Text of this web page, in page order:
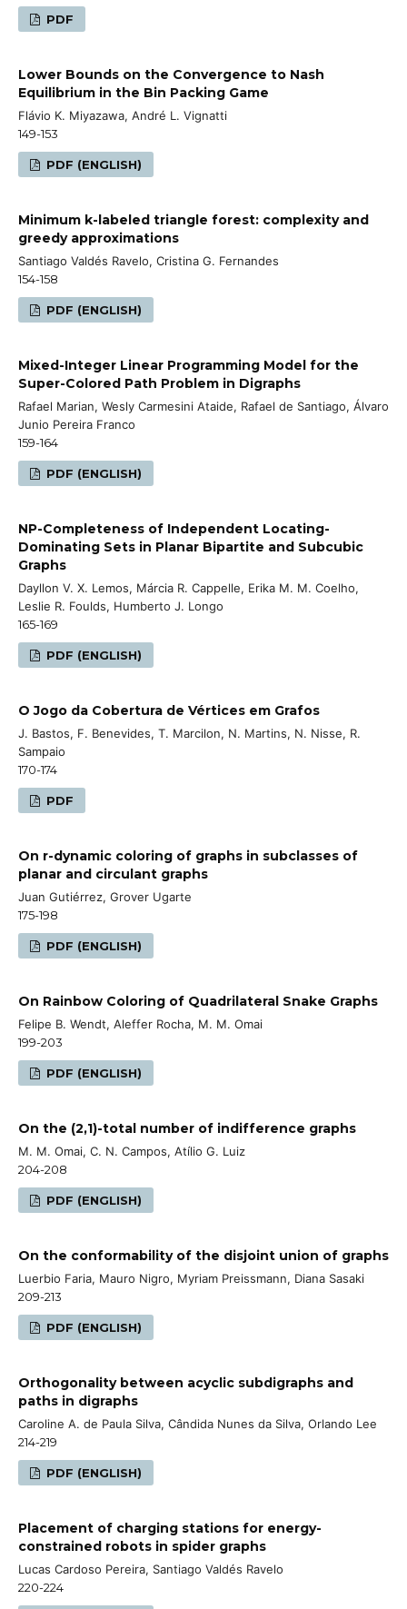
PDF
Lower Bounds on the Convergence to Nash
Equilibrium in the Bin Packing Game
Flávio K. Miyazawa, André L. Vignatti
149-153
PDF (ENGLISH)
Minimum k-labeled triangle forest: complexity and
greedy approximations
Santiago Valdés Ravelo, Cristina G. Fernandes
154-158
PDF (ENGLISH)
Mixed-Integer Linear Programming Model for the
Super-Colored Path Problem in Digraphs
Rafael Marian, Wesly Carmesini Ataide, Rafael de Santiago, Álvaro
Junio Pereira Franco
159-164
PDF (ENGLISH)
NP-Completeness of Independent Locating-
Dominating Sets in Planar Bipartite and Subcubic
Graphs
Dayllon V. X. Lemos, Márcia R. Cappelle, Erika M. M. Coelho,
Leslie R. Foulds, Humberto J. Longo
165-169
PDF (ENGLISH)
O Jogo da Cobertura de Vértices em Grafos
J. Bastos, F. Benevides, T. Marcilon, N. Martins, N. Nisse, R.
Sampaio
170-174
PDF
On r-dynamic coloring of graphs in subclasses of
planar and circulant graphs
Juan Gutiérrez, Grover Ugarte
175-198
PDF (ENGLISH)
On Rainbow Coloring of Quadrilateral Snake Graphs
Felipe B. Wendt, Aleffer Rocha, M. M. Omai
199-203
PDF (ENGLISH)
On the (2,1)-total number of indifference graphs
M. M. Omai, C. N. Campos, Atílio G. Luiz
204-208
PDF (ENGLISH)
On the conformability of the disjoint union of graphs
Luerbio Faria, Mauro Nigro, Myriam Preissmann, Diana Sasaki
209-213
PDF (ENGLISH)
Orthogonality between acyclic subdigraphs and
paths in digraphs
Caroline A. de Paula Silva, Cândida Nunes da Silva, Orlando Lee
214-219
PDF (ENGLISH)
Placement of charging stations for energy-
constrained robots in spider graphs
Lucas Cardoso Pereira, Santiago Valdés Ravelo
220-224